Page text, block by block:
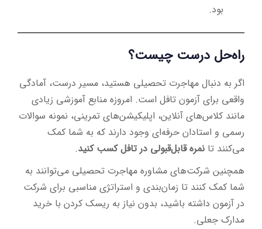
بود.
راه‌حل درست چیست؟
اگر به دنبال مهاجرت تحصیلی هستید، مسیر درست، آمادگی
واقعی برای آزمون تافل است. امروزه منابع آموزشی زیادی
مانند کلاس‌های آنلاین، اپلیکیشن‌های تمرینی، نمونه سوالات
رسمی و استادان حرفه‌ای وجود دارند که به شما کمک
می‌کنند تا نمره قابل‌قبولی در تافل کسب کنید.
همچنین شرکت‌های مشاوره مهاجرت تحصیلی می‌توانند به
شما کمک کنند تا زمان‌بندی و استراتژی مناسبی برای شرکت
در آزمون داشته باشید، بدون نیاز به ریسک کردن با خرید
مدارک جعلی.